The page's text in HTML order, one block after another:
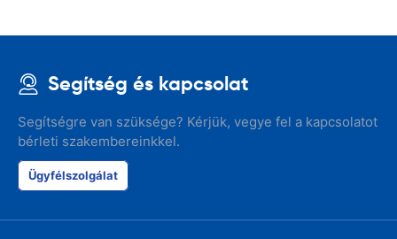
Segítség és kapcsolat
Segítségre van szüksége? Kérjük, vegye fel a kapcsolatot
bérleti szakembereinkkel.
Ügyfélszolgálat